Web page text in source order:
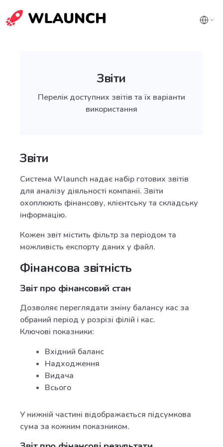
Звіти
Перелік доступних звітів та їх варіанти
використання
Звіти
Система Wlaunch надає набір готових звітів
для аналізу діяльності компанії. Звіти
охоплюють фінансову, клієнтську та складську
інформацію.
Кожен звіт містить фільтр за періодом та
можливість експорту даних у файл.
Фінансова звітність
Звіт про фінансовий стан
Дозволяє переглядати зміну балансу кас за
обраний період у розрізі філій і кас.
Ключові показники:
Вхідний баланс
Надходження
Видача
Всього
У нижній частині відображається підсумкова
сума за кожним показником.